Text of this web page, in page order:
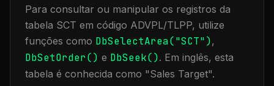
Para consultar ou manipular os registros da
tabela SCT em código ADVPL/TLPP, utilize
funções como DbSelectArea("SCT"),
DbSetOrder() e DbSeek(). Em inglês, esta
tabela é conhecida como "Sales Target".